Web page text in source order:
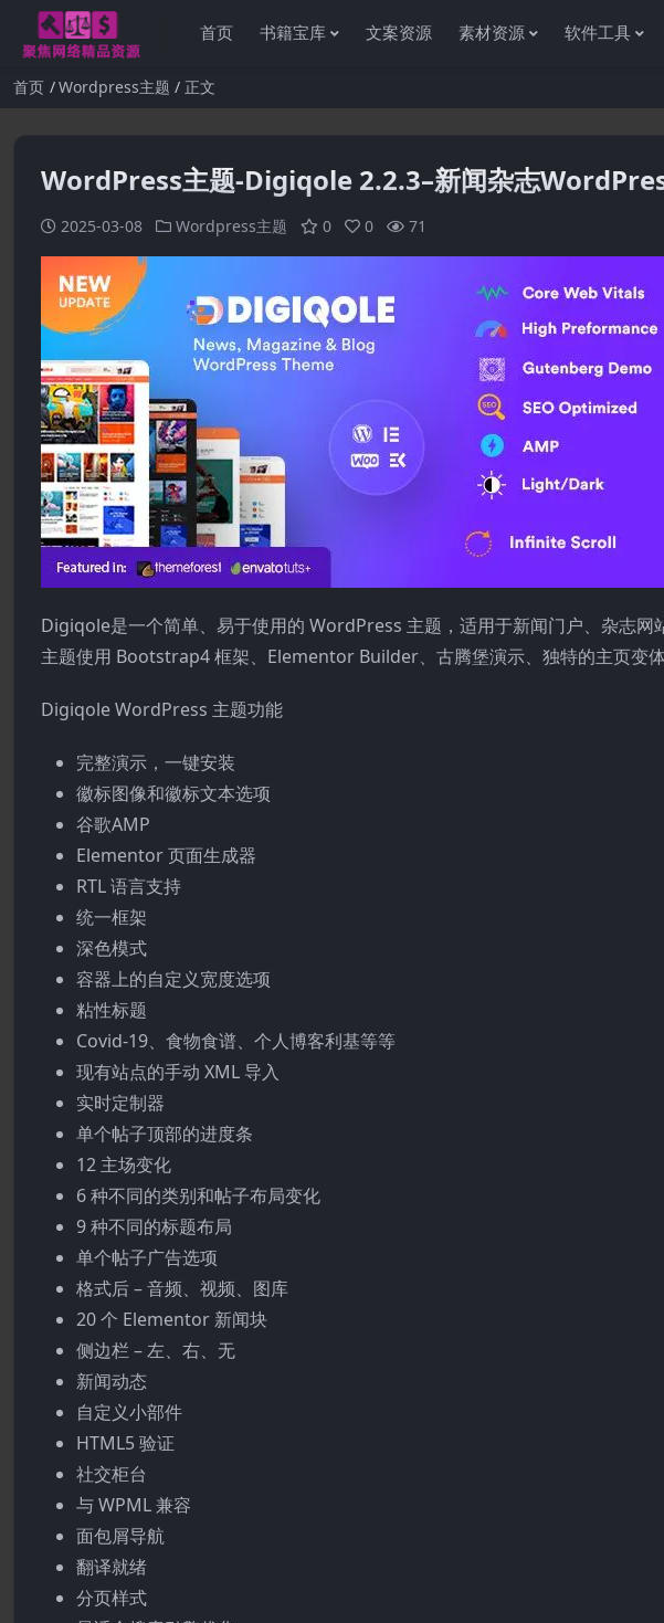
首页 书籍宝库 文案资源 素材资源 软件工具
首页 Wordpress主题 正文
WordPress主题-Digiqole 2.2.3–新闻杂志
2025-03-08 Wordpress主题 0 0 71
Digiqole是一个简单、易于使用的 WordPress 主题，适用于新闻门户、杂志
主题使用 Bootstrap4 框架、Elementor Builder、古腾堡演示、独特的主页变体
Digiqole WordPress 主题功能
完整演示，一键安装
徽标图像和徽标文本选项
谷歌AMP
Elementor 页面生成器
RTL 语言支持
统一框架
深色模式
容器上的自定义宽度选项
粘性标题
Covid-19、食物食谱、个人博客利基等等
现有站点的手动 XML 导入
实时定制器
单个帖子顶部的进度条
12 主场变化
6 种不同的类别和帖子布局变化
9 种不同的标题布局
单个帖子广告选项
格式后 – 音频、视频、图库
20 个 Elementor 新闻块
侧边栏 – 左、右、无
新闻动态
自定义小部件
HTML5 验证
社交柜台
与 WPML 兼容
面包屑导航
翻译就绪
分页样式
感